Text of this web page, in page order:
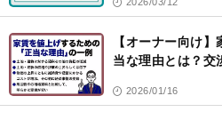
【オーナー向け
当な理由とは？交
2026/01/16